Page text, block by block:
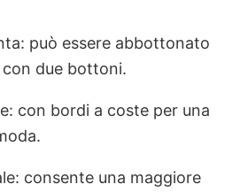
può essere abbottonato
due bottoni.
con bordi a coste per una
consente una maggiore